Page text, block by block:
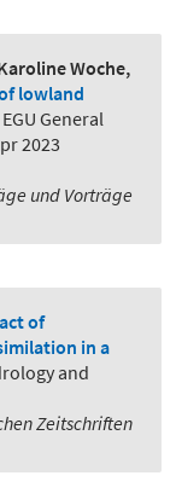
Woche,
lowland
EGU General
2023
und Vorträge
of
in a
and
Zeitschriften